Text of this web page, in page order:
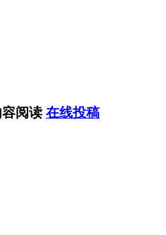
阅读 在线投稿